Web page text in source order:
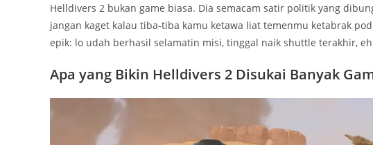
Helldivers 2 bukan game biasa. Dia semacam satir politik yang
jangan kaget kalau tiba-tiba kamu ketawa liat temenmu ketabrak
epik: lo udah berhasil selamatin misi, tinggal naik shuttle terakhir,
Apa yang Bikin Helldivers 2 Disukai Banyak